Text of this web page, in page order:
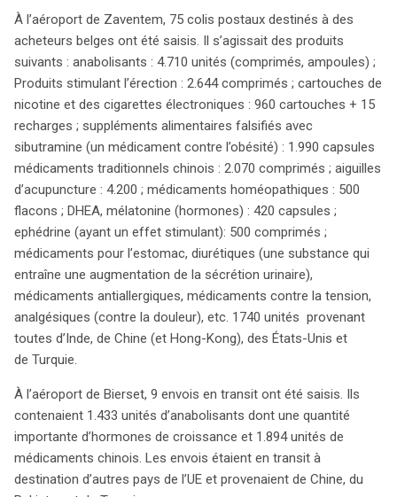
À l’aéroport de Zaventem, 75 colis postaux destinés à des
acheteurs belges ont été saisis. Il s’agissait des produits
suivants : anabolisants : 4.710 unités (comprimés, ampoules) ;
Produits stimulant l’érection : 2.644 comprimés ; cartouches de
nicotine et des cigarettes électroniques : 960 cartouches + 15
recharges ; suppléments alimentaires falsifiés avec
sibutramine (un médicament contre l’obésité) : 1.990 capsules
médicaments traditionnels chinois : 2.070 comprimés ; aiguilles
d’acupuncture : 4.200 ; médicaments homéopathiques : 500
flacons ; DHEA, mélatonine (hormones) : 420 capsules ;
ephédrine (ayant un effet stimulant): 500 comprimés ;
médicaments pour l’estomac, diurétiques (une substance qui
entraîne une augmentation de la sécrétion urinaire),
médicaments antiallergiques, médicaments contre la tension,
analgésiques (contre la douleur), etc. 1740 unités provenant
toutes d’Inde, de Chine (et Hong-Kong), des États-Unis et
de Turquie.
À l’aéroport de Bierset, 9 envois en transit ont été saisis. Ils
contenaient 1.433 unités d’anabolisants dont une quantité
importante d’hormones de croissance et 1.894 unités de
médicaments chinois. Les envois étaient en transit à
destination d’autres pays de l’UE et provenaient de Chine, du